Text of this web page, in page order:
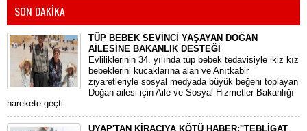
SON DAKİKA
TÜP BEBEK SEVİNCİ YAŞAYAN DOĞAN
AİLESİNE BAKANLIK DESTEĞİ
​Evliliklerinin 34. yılında tüp bebek tedavisiyle ikiz kız
bebeklerini kucaklarına alan ve Anıtkabir
ziyaretleriyle sosyal medyada büyük beğeni toplayan
Doğan ailesi için Aile ve Sosyal Hizmetler Bakanlığı
harekete geçti.
UYAP'TAN KİRACIYA KÖTÜ HABER:''TEBLİGAT